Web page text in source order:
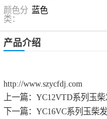
颜色分
类：
蓝色
产品介绍
http://www.szycfdj.com
上一篇： YC12VTD系列玉
下一篇： YC16VC系列玉柴